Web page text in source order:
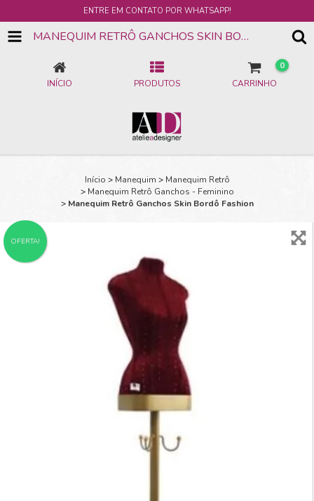
ENTRE EM CONTATO POR WHATSAPP!
MANEQUIM RETRÔ GANCHOS SKIN BORDÔ FASHION
INÍCIO PRODUTOS CARRINHO
0
Início > Manequim > Manequim Retrô
> Manequim Retrô Ganchos - Feminino
> Manequim Retrô Ganchos Skin Bordô Fashion
OFERTA!